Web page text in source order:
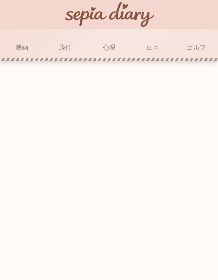
映画 旅行 心理 日々 ゴルフ